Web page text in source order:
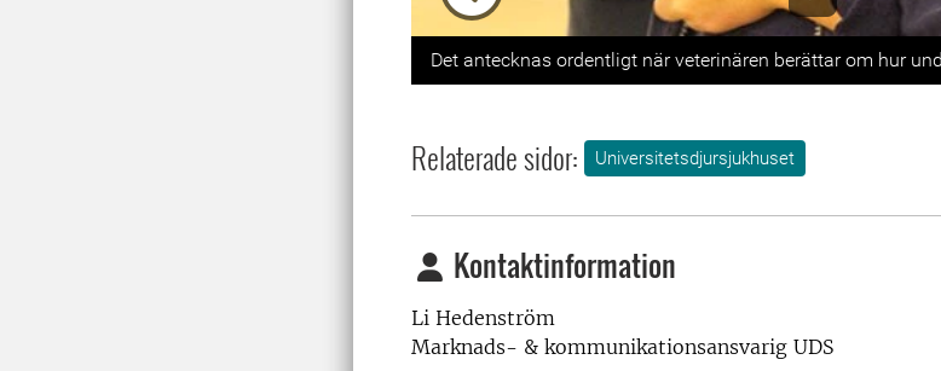
Previous
Det antecknas ordentligt när veterinären berättar om hur
Relaterade sidor: Universitetsdjursjukhuset
Kontaktinformation
Li Hedenström
Marknads- & kommunikationsansvarig UDS